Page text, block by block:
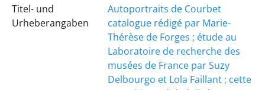
Titel- und
Urheberangaben
Autoportraits de Courbet
catalogue rédigé par Marie-
Thérèse de Forges ; étude au
Laboratoire de recherche des
musées de France par Suzy
Delbourgo et Lola Faillant ; cette